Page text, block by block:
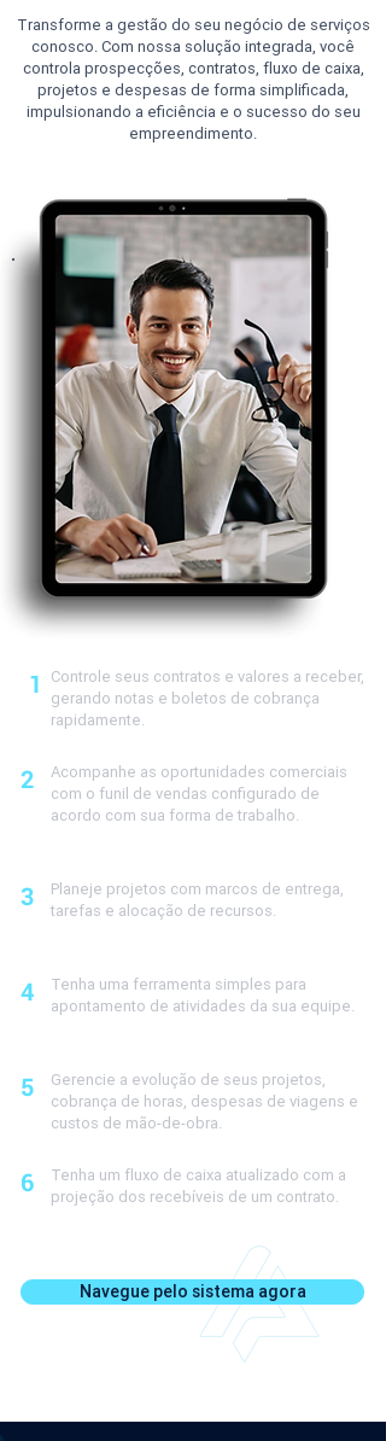
Transforme a gestão do seu negócio de serviços
conosco. Com nossa solução integrada, você
controla prospecções, contratos, fluxo de caixa,
projetos e despesas de forma simplificada,
impulsionando a eficiência e o sucesso do seu
empreendimento.
1
Controle seus contratos e valores a receber,
gerando notas e boletos de cobrança
rapidamente.
2
Acompanhe as oportunidades comerciais
com o funil de vendas configurado de
acordo com sua forma de trabalho.
3
Planeje projetos com marcos de entrega,
tarefas e alocação de recursos.
4
Tenha uma ferramenta simples para
apontamento de atividades da sua equipe.
5
Gerencie a evolução de seus projetos,
cobrança de horas, despesas de viagens e
custos de mão-de-obra.
6
Tenha um fluxo de caixa atualizado com a
projeção dos recebíveis de um contrato.
Navegue pelo sistema agora